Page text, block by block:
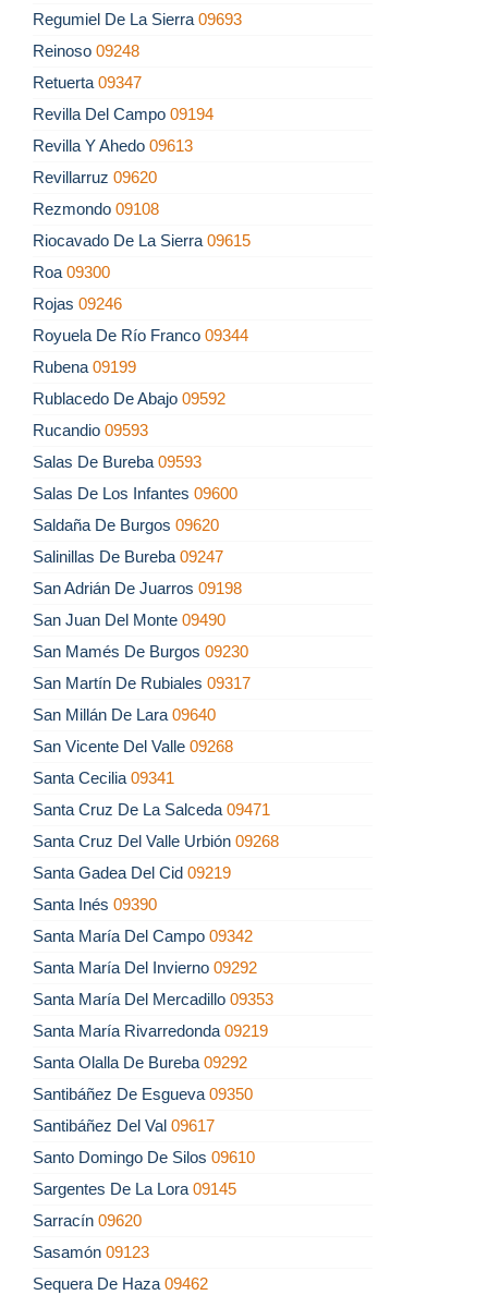
Regumiel De La Sierra 09693
Reinoso 09248
Retuerta 09347
Revilla Del Campo 09194
Revilla Y Ahedo 09613
Revillarruz 09620
Rezmondo 09108
Riocavado De La Sierra 09615
Roa 09300
Rojas 09246
Royuela De Río Franco 09344
Rubena 09199
Rublacedo De Abajo 09592
Rucandio 09593
Salas De Bureba 09593
Salas De Los Infantes 09600
Saldaña De Burgos 09620
Salinillas De Bureba 09247
San Adrián De Juarros 09198
San Juan Del Monte 09490
San Mamés De Burgos 09230
San Martín De Rubiales 09317
San Millán De Lara 09640
San Vicente Del Valle 09268
Santa Cecilia 09341
Santa Cruz De La Salceda 09471
Santa Cruz Del Valle Urbión 09268
Santa Gadea Del Cid 09219
Santa Inés 09390
Santa María Del Campo 09342
Santa María Del Invierno 09292
Santa María Del Mercadillo 09353
Santa María Rivarredonda 09219
Santa Olalla De Bureba 09292
Santibáñez De Esgueva 09350
Santibáñez Del Val 09617
Santo Domingo De Silos 09610
Sargentes De La Lora 09145
Sarracín 09620
Sasamón 09123
Sequera De Haza 09462